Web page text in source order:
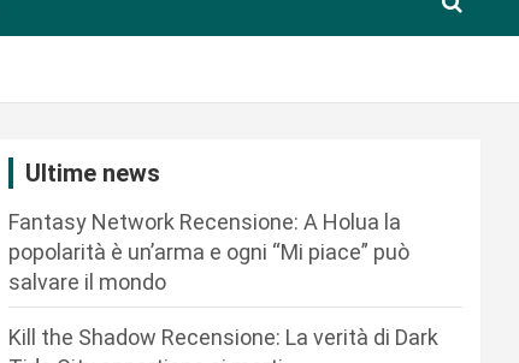
Ultime news
Fantasy Network Recensione: A Holua la
popolarità è un’arma e ogni “Mi piace” può
salvare il mondo
Kill the Shadow Recensione: La verità di Dark